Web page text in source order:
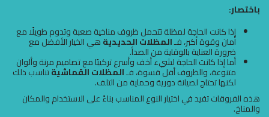
باختصار:
إذا كانت الحاجة لمظلة تتحمل ظروف مناخية صعبة وتدوم طويلًا مع
أمان وقوة أكبر، فـالمظلات الحديديةهي الخيار الأفضل مع
ضرورة العناية بالوقاية من الصدأ.
أما إذا كانت الحاجة لشيء أخف وأسرع تركيبًا مع تصاميم مرنة وألوان
متنوعة، والظروف أقل قسوة، فـالمظلات القماشيةتناسب ذلك
لكنها تحتاج لصيانة دورية وحماية من التلف.
هذه الفروقات تفيد في اختيار النوع المناسب بناءً على الاستخدام والمكان
والمناخ.